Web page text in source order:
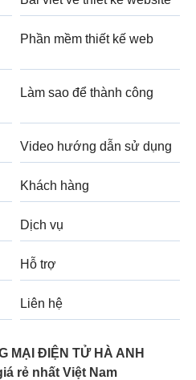
Phần mềm thiết kế web
Làm sao để thành công
Video hướng dẫn sử dụng
Khách hàng
Dịch vụ
Hỗ trợ
Liên hệ
MẠI ĐIỆN TỬ HÀ ANH
rẻ nhất Việt Nam